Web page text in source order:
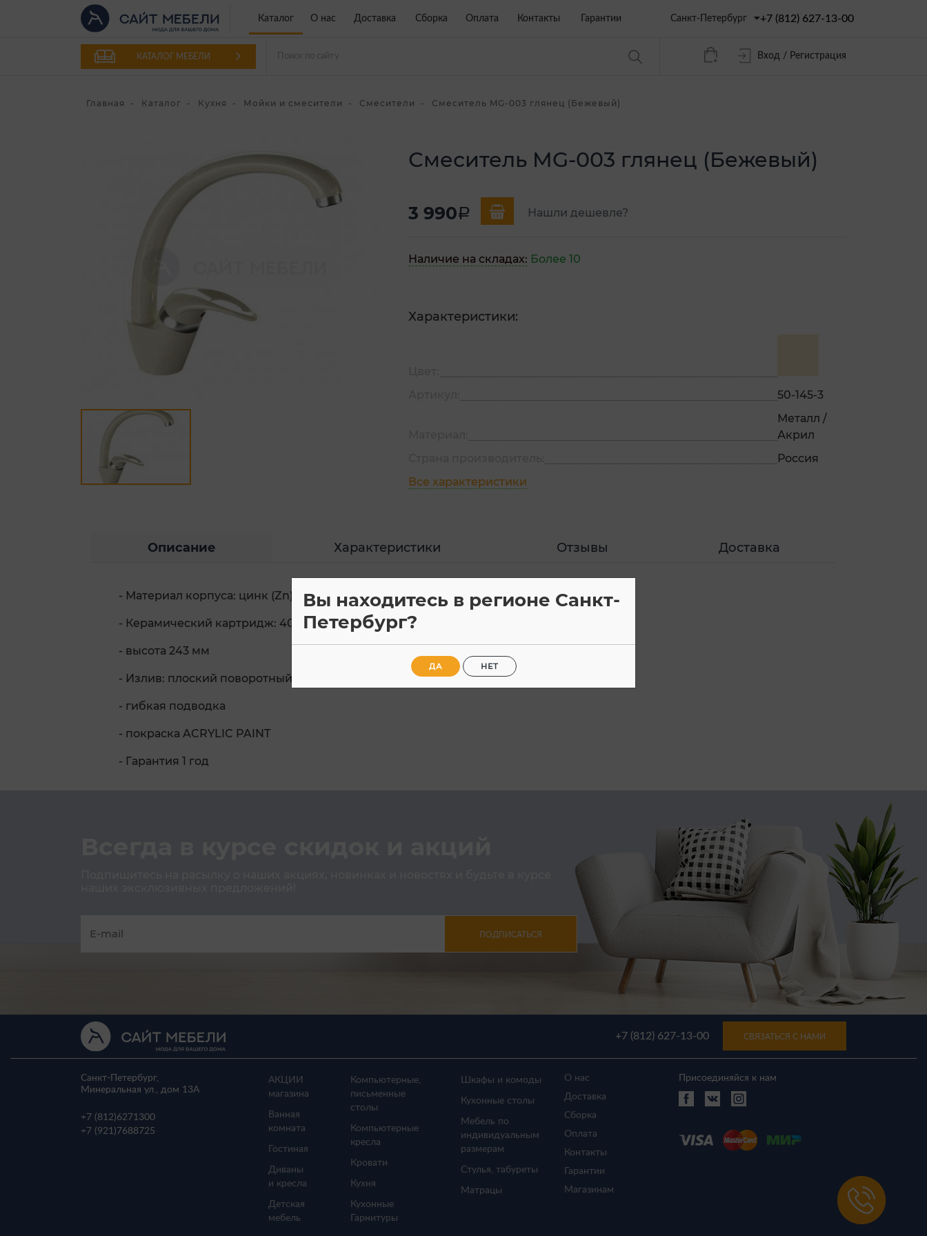
Каталог О нас Доставка Сборка Оплата Контакты Гарантии Санкт-Петербург +7 (812) 627-13-00
КАТАЛОГ МЕБЕЛИ Вход / Регистрация
Главная Каталог Кухня Мойки и смесители Смесители Смеситель MG-003 глянец (Бежевый)
Смеситель MG-003 глянец (Бежевый)
3 990a Нашли дешевле?
Наличие на складах: Более 10
Характеристики:
50-145-3
Металл /
Акрил
Россия
Все характеристики
Описание Характеристики Отзывы Доставка
- Материал корпуса: цинк (Zn)
- Керамический картридж: 40
- высота 243 мм
- Излив: плоский поворотный 360°
- гибкая подводка
- покраска ACRYLIC PAINT
- Гарантия 1 год
ПОДПИСАТЬСЯ
+7 (812) 627-13-00 СВЯЗАТЬСЯ С НАМИ
Санкт-Петербург,
Минеральная ул., дом 13A
+7 (812)6271300
+7 (921) 7688725
АКЦИИ
магазина
Ванная
комната
Гостиная
Диваны
и кресла
Детская
мебель
Компьютерные,
письменные
столы
Компьютерные
кресла
Кровати
Кухня
Кухонные
Гарнитуры
Шкафы и комоды
Кухонные столы
Мебель по
индивидуальным
размерам
Стулья, табуреты
Матрацы
О нас
Доставка
Сборка
Оплата
Контакты
Гарантии
Магазинам
Присоединяйся к нам
Вы находитесь в регионе Санкт-
Петербург?
ДА НЕТ